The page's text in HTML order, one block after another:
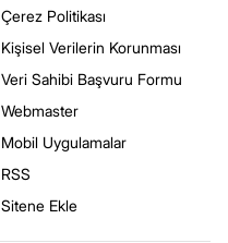
Çerez Politikası
Kişisel Verilerin Korunması
Veri Sahibi Başvuru Formu
Webmaster
Mobil Uygulamalar
RSS
Sitene Ekle